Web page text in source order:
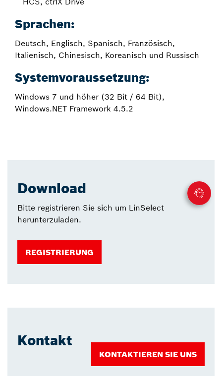
Sprachen:
Deutsch, Englisch, Spanisch, Französisch,
Italienisch, Chinesisch, Koreanisch und Russisch
Systemvoraussetzung:
Windows 7 und höher (32 Bit / 64 Bit),
Windows.NET Framework 4.5.2
Download
Bitte registrieren Sie sich um LinSelect
herunterzuladen.
REGISTRIERUNG
Kontakt
KONTAKTIEREN SIE UNS